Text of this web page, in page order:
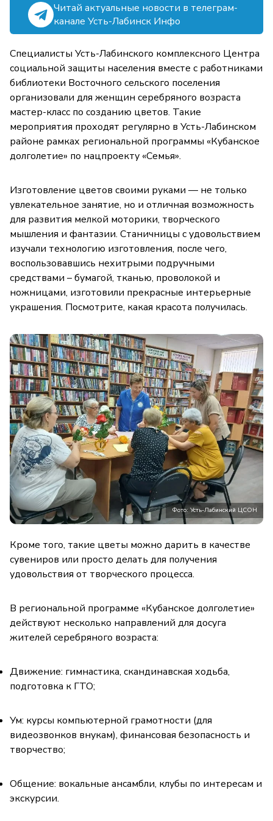
Читай актуальные новости в телеграм-
канале Усть-Лабинск Инфо
Специалисты Усть-Лабинского комплексного Центра
социальной защиты населения вместе с работниками
библиотеки Восточного сельского поселения
организовали для женщин серебряного возраста
мастер-класс по созданию цветов. Такие
мероприятия проходят регулярно в Усть-Лабинском
районе рамках региональной программы «Кубанское
долголетие» по нацпроекту «Семья».
Изготовление цветов своими руками — не только
увлекательное занятие, но и отличная возможность
для развития мелкой моторики, творческого
мышления и фантазии. Станичницы с удовольствием
изучали технологию изготовления, после чего,
воспользовавшись нехитрыми подручными
средствами – бумагой, тканью, проволокой и
ножницами, изготовили прекрасные интерьерные
украшения. Посмотрите, какая красота получилась.
Фото: Усть-Лабинский ЦСОН
Кроме того, такие цветы можно дарить в качестве
сувениров или просто делать для получения
удовольствия от творческого процесса.
В региональной программе «Кубанское долголетие»
действуют несколько направлений для досуга
жителей серебряного возраста:
Движение: гимнастика, скандинавская ходьба,
подготовка к ГТО;
Ум: курсы компьютерной грамотности (для
видеозвонков внукам), финансовая безопасность и
творчество;
Общение: вокальные ансамбли, клубы по интересам и
экскурсии.